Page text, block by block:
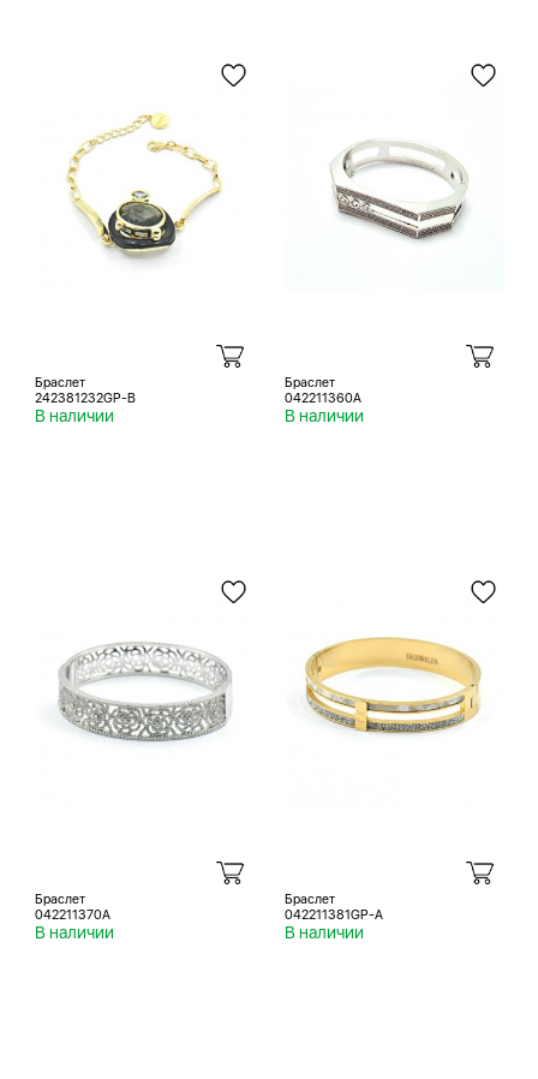
Браслет
242381232GP-B
В наличии
Браслет
042211360A
В наличии
Браслет
042211370A
В наличии
Браслет
042211381GP-A
В наличии